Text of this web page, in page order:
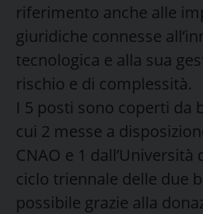
riferimento anche alle
giuridiche connesse
tecnologica e alla sua
rischio e di complessità.
I 5 posti sono coperti da
cui 2 messe a
CNAO e 1
ciclo triennale delle due
possibile grazie alla